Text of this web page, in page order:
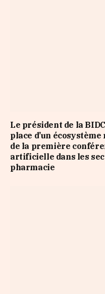
Le président de la
place d’un
de la première
artificielle dans les
pharmacie